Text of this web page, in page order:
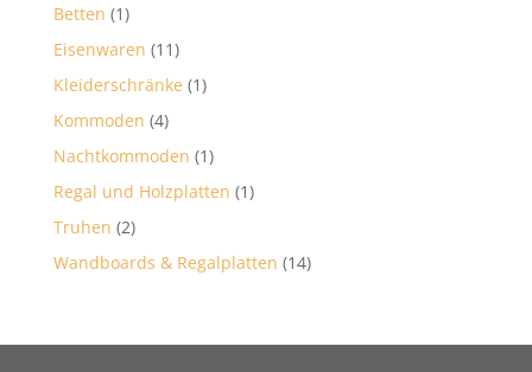
Betten (1)
Eisenwaren (11)
Kleiderschränke (1)
Kommoden (4)
Nachtkommoden (1)
Regal und Holzplatten (1)
Truhen (2)
Wandboards & Regalplatten (14)